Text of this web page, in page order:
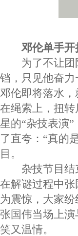
邓伦单手开
为了不让团队
铛，只见他奋
邓伦即将落水
在绳索上，扭
星的“杂技表演
了直夸：“真的
目。
杂技节目结
在解谜过程中张
为震惊，大家
张国伟当场上
笑又温情。